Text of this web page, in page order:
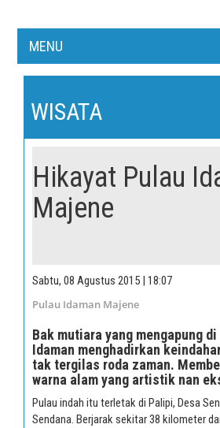
MENU
WISATA
Hikayat Pulau
Majene
Sabtu, 08 Agustus 2015 | 18:07
Pulau Idaman Majene
Bak mutiara yang mengapung
Idaman menghadirkan
tak tergilas roda zaman.
warna alam yang artistik nan
Pulau indah itu terletak di Palipi, Desa
Sendana. Berjarak sekitar 38 kilometer